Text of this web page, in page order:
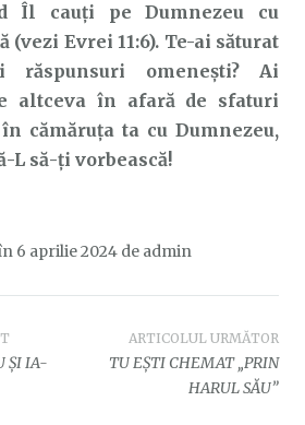
Îl cauți pe Dumnezeu cu
(vezi Evrei 11:6). Te-ai săturat
răspunsuri omenești? Ai
altceva în afară de sfaturi
cămăruța ta cu Dumnezeu,
L să-ți vorbească!
6 aprilie 2024de admin
ȘI IA-
ARTICOLUL URMĂTOR
TU EȘTI CHEMAT „PRIN
HARUL SĂU”